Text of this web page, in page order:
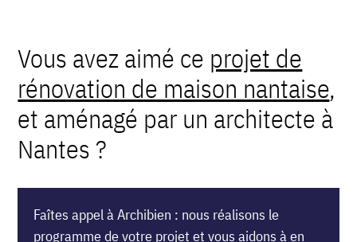
Vous avez aimé ce projet de
rénovation de maison nantaise,
et aménagé par un architecte à
Nantes ?
Faîtes appel à Archibien : nous réalisons le
programme de votre projet et vous aidons à en